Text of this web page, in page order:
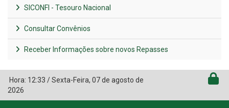
SICONFI - Tesouro Nacional
Consultar Convênios
Receber Informações sobre novos Repasses
Hora: 12:33 /Sexta-Feira, 07 de agosto de
2026